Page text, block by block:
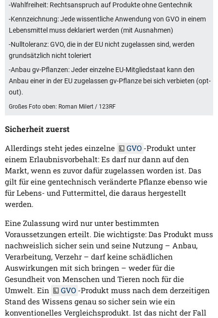
-Wahlfreiheit: Rechtsanspruch auf Produkte ohne Gentechnik
-Kennzeichnung: Jede wissentliche Anwendung von GVO in einem
Lebensmittel muss deklariert werden (mit Ausnahmen)
-Nulltoleranz: GVO, die in der EU nicht zugelassen sind, werden
grundsätzlich nicht toleriert
-Anbau gv-Pflanzen: Jeder einzelne EU-Mitgliedstaat kann den
Anbau einer in der EU zugelassen gv-Pflanze bei sich verbieten (opt-
out).
Großes Foto oben: Roman Milert / 123RF
Sicherheit zuerst
Allerdings steht jedes einzelne GVO -Produkt unter
einem Erlaubnisvorbehalt: Es darf nur dann auf den
Markt, wenn es zuvor dafür zugelassen worden ist. Das
gilt für eine gentechnisch veränderte Pflanze ebenso wie
für Lebens- und Futtermittel, die daraus hergestellt
werden.
Eine Zulassung wird nur unter bestimmten
Voraussetzungen erteilt. Die wichtigste: Das Produkt muss
nachweislich sicher sein und seine Nutzung – Anbau,
Verarbeitung, Verzehr – darf keine schädlichen
Auswirkungen mit sich bringen – weder für die
Gesundheit von Menschen und Tieren noch für die
Umwelt. Ein
GVO -Produkt muss nach dem derzeitigen
Stand des Wissens genau so sicher sein wie ein
konventionelles Vergleichsprodukt. Ist das nicht der Fall